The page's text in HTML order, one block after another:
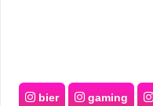
bier gaming